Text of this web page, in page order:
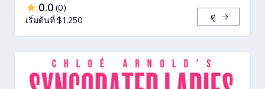
0.0 (0)
เริ่มต้นที่ $1,250
ดู